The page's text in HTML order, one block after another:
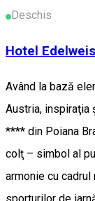
Deschis
Hotel
Având la bază
Austria, inspiraţia
**** din Poiana
colţ – simbol al
armonie cu
sporturilor de